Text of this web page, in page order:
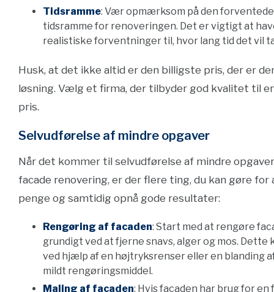
Tidsramme: Vær opmærksom på den forventede
tidsramme for renoveringen. Det er vigtigt at
realistiske forventninger til, hvor lang tid det vil
Husk, at det ikke altid er den billigste pris, der er
løsning. Vælg et firma, der tilbyder god kvalitet til
pris.
Selvudførelse af mindre opgaver
Når det kommer til selvudførelse af mindre
facade renovering, er der flere ting, du kan gøre for
penge og samtidig opnå gode resultater:
Rengøring af facaden: Start med at rengøre
grundigt ved at fjerne snavs, alger og mos. Dette
ved hjælp af en højtryksrenser eller en blanding
mildt rengøringsmiddel.
Maling af facaden: Hvis facaden har brug for en